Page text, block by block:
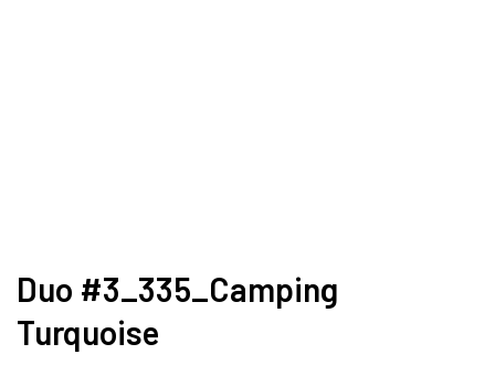
Duo #3_335_Camping
Turquoise